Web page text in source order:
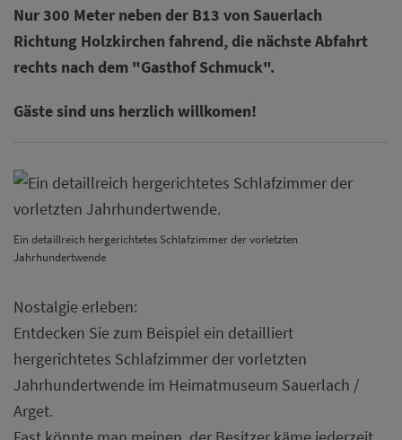
Nur 300 Meter neben der B13 von Sauerlach
Richtung Holzkirchen fahrend, die nächste Abfahrt
rechts nach dem "Gasthof Schmuck".
Gäste sind uns herzlich willkomen!
Ein detaillreich hergerichtetes Schlafzimmer der vorletzten
Jahrhundertwende
Nostalgie erleben:
Entdecken Sie zum Beispiel ein detailliert
hergerichtetes Schlafzimmer der vorletzten
Jahrhundertwende im Heimatmuseum Sauerlach /
Arget.